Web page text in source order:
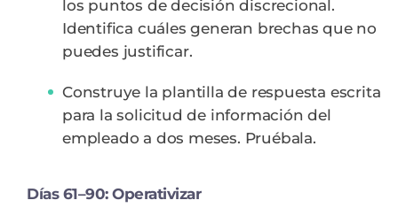
los puntos de decisión discrecional.
Identifica cuáles generan brechas que no
puedes justificar.
Construye la plantilla de respuesta escrita
para la solicitud de información del
empleado a dos meses. Pruébala.
Días 61–90: Operativizar